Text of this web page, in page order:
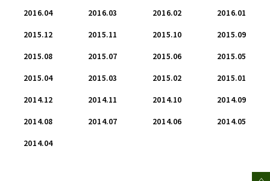
2016.04 2016.03 2016.02 2016.01
2015.12 2015.11 2015.10 2015.09
2015.08 2015.07 2015.06 2015.05
2015.04 2015.03 2015.02 2015.01
2014.12 2014.11 2014.10 2014.09
2014.08 2014.07 2014.06 2014.05
2014.04